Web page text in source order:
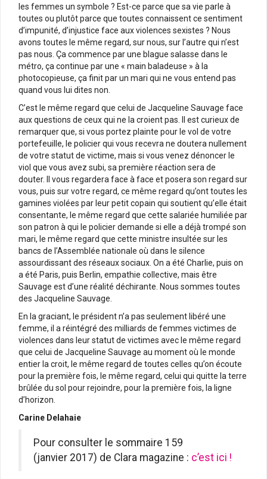
les femmes un symbole ? Est-ce parce que sa vie parle à
toutes ou plutôt parce que toutes connaissent ce sentiment
d’impunité, d’injustice face aux violences sexistes ? Nous
avons toutes le même regard, sur nous, sur l’autre qui n’est
pas nous. Ça commence par une blague salasse dans le
métro, ça continue par une « main baladeuse » à la
photocopieuse, ça finit par un mari qui ne vous entend pas
quand vous lui dites non.
C’est le même regard que celui de Jacqueline Sauvage face
aux questions de ceux qui ne la croient pas. Il est curieux de
remarquer que, si vous portez plainte pour le vol de votre
portefeuille, le policier qui vous recevra ne doutera nullement
de votre statut de victime, mais si vous venez dénoncer le
viol que vous avez subi, sa première réaction sera de
douter. Il vous regardera face à face et posera son regard sur
vous, puis sur votre regard, ce même regard qu’ont toutes les
gamines violées par leur petit copain qui soutient qu’elle était
consentante, le même regard que cette salariée humiliée par
son patron à qui le policier demande si elle a déjà trompé son
mari, le même regard que cette ministre insultée sur les
bancs de l’Assemblée nationale où dans le silence
assourdissant des réseaux sociaux. On a été Charlie, puis on
a été Paris, puis Berlin, empathie collective, mais être
Sauvage est d’une réalité déchirante. Nous sommes toutes
des Jacqueline Sauvage.
En la graciant, le président n’a pas seulement libéré une
femme, il a réintégré des milliards de femmes victimes de
violences dans leur statut de victimes avec le même regard
que celui de Jacqueline Sauvage au moment où le monde
entier la croit, le même regard de toutes celles qu’on écoute
pour la première fois, le même regard, celui qui quitte la terre
brûlée du sol pour rejoindre, pour la première fois, la ligne
d’horizon.
Carine Delahaie
Pour consulter le sommaire 159
(janvier 2017) de Clara magazine : c’est ici !